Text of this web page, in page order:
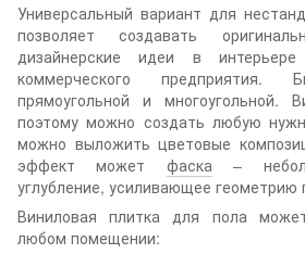
Универсальный вариант для
позволяет создавать
дизайнерские идеи в
коммерческого предприятия.
прямоугольной и многоугольной.
поэтому можно создать любую
можно выложить цветовые
эффект может фаска –
углубление, усиливающее геометрию
Виниловая плитка для пола
любом помещении: